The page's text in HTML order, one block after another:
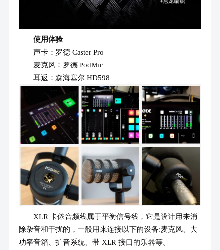
使用体验
声卡：罗德 Caster Pro
麦克风：罗德 PodMic
耳返：森海塞尔 HD598
XLR 卡侬音频线属于平衡信号线，它是设计用来消
除杂音和干扰的，一般用来连接以下的设备:麦克风、大
功率音箱、扩音系统、带 XLR 接口的乐器等。